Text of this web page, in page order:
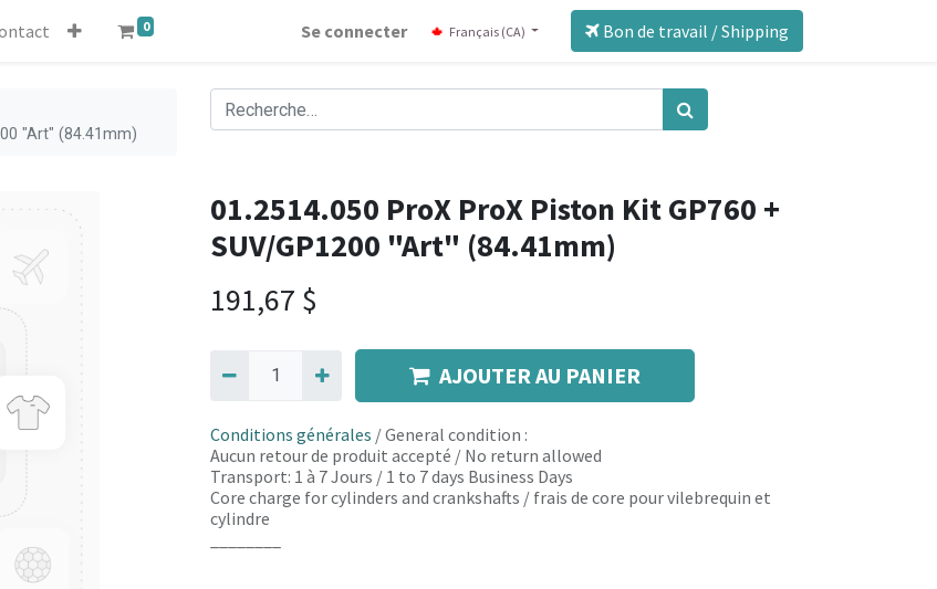
0 Se connecter Français (CA) Bon de travail / Shipping
"Art" (84.41mm)
01.2514.050 ProX ProX Piston Kit GP760 +
SUV/GP1200 "Art" (84.41mm)
191,67 $
AJOUTER AU PANIER
Conditions générales / General condition :
Aucun retour de produit accepté / No return allowed
Transport: 1 à 7 Jours / 1 to 7 days Business Days
Core charge for cylinders and crankshafts / frais de core pour vilebrequin et
cylindre